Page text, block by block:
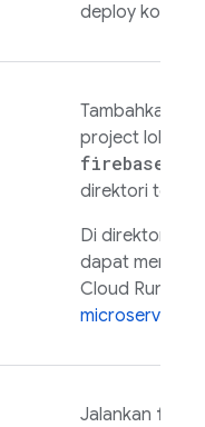
deploy konten.
Tambahkan
project lokal,
firebase
direktori
Di direktori
dapat
Cloud Run
microservice
Jalankan